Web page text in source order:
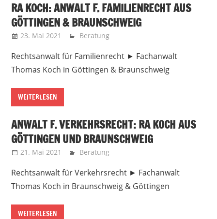
RA KOCH: ANWALT F. FAMILIENRECHT AUS
GÖTTINGEN & BRAUNSCHWEIG
23. Mai 2021 Marko
Beratung
Rechtsanwalt für Familienrecht ► Fachanwalt
Thomas Koch in Göttingen & Braunschweig
WEITERLESEN
ANWALT F. VERKEHRSRECHT: RA KOCH AUS
GÖTTINGEN UND BRAUNSCHWEIG
21. Mai 2021 Marko
Beratung
Rechtsanwalt für Verkehrsrecht ► Fachanwalt
Thomas Koch in Braunschweig & Göttingen
WEITERLESEN